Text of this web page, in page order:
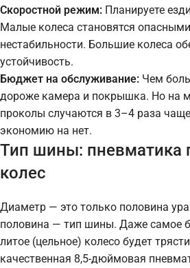
Скоростной режим: Планируете
Малые колеса становятся
нестабильности. Большие колеса
устойчивость.
Бюджет на обслуживание: Чем
дороже камера и покрышка. Но на
проколы случаются в 3–4 раза
экономию на нет.
Тип шины: пневматика
колес
Диаметр — это только половина
половина — тип шины. Даже самое
литое (цельное) колесо будет
качественная 8,5-дюймовая